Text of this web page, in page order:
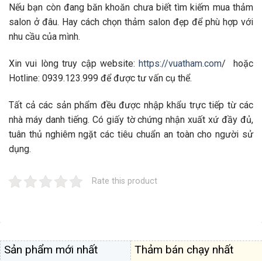
Nếu bạn còn đang băn khoăn chưa biết tìm kiếm mua thảm
salon ở đâu. Hay cách chọn thảm salon đẹp để phù hợp với
nhu cầu của mình.
Xin vui lòng truy cập website:https://vuatham.com/
hoặc
Hotline: 0939.123.999 để được tư vấn cụ thể.
Tất cả các sản phẩm đều được nhập khẩu trực tiếp từ các
nhà máy danh tiếng. Có giấy tờ chứng nhận xuất xứ đầy đủ,
tuân thủ nghiêm ngặt các tiêu chuẩn an toàn cho người sử
dụng.
Rate this product
Sản phẩm mới nhất Thảm bán chạy nhất